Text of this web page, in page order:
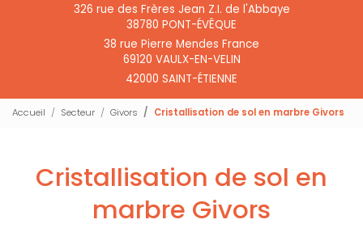
326 rue des Frères Jean Z.I. de l'Abbaye
38780 PONT-ÉVÊQUE
38 rue Pierre Mendes France
69120 VAULX-EN-VELIN
42000 SAINT-ÉTIENNE
Accueil Secteur Givors Cristallisation de sol en marbre Givors
Cristallisation de sol en
marbre Givors